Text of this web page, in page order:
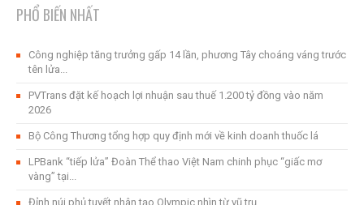
PHỔ BIẾN NHẤT
Công nghiệp tăng trưởng gấp 14 lần, phương Tây choáng váng trước
tên lửa...
PVTrans đặt kế hoạch lợi nhuận sau thuế 1.200 tỷ đồng vào năm
2026
Bộ Công Thương tổng hợp quy định mới về kinh doanh thuốc lá
LPBank “tiếp lửa” Đoàn Thể thao Việt Nam chinh phục “giấc mơ
vàng” tại...
Đỉnh núi phủ tuyết nhân tạo Olympic nhìn từ vũ trụ